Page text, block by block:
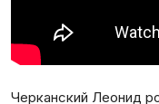
Черканский Леонид